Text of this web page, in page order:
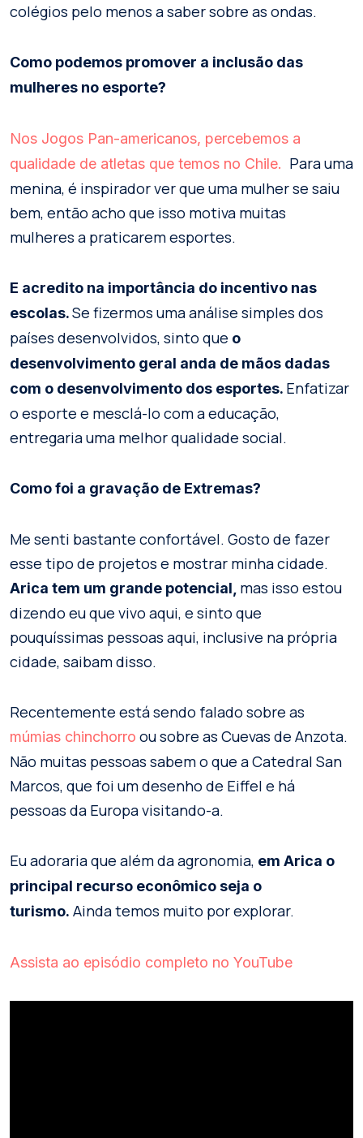
colégios pelo menos a saber sobre as ondas.
Como podemos promover a inclusão das
mulheres no esporte?
Nos Jogos Pan-americanos, percebemos a
qualidade de atletas que temos no Chile. Para uma
menina, é inspirador ver que uma mulher se saiu
bem, então acho que isso motiva muitas
mulheres a praticarem esportes.
E acredito na importância do incentivo nas
escolas.Se fizermos uma análise simples dos
países desenvolvidos, sinto que o
desenvolvimento geral anda de mãos dadas
com o desenvolvimento dos esportes. Enfatizar
o esporte e mesclá-lo com a educação,
entregaria uma melhor qualidade social.
Como foi a gravação de Extremas?
Me senti bastante confortável. Gosto de fazer
esse tipo de projetos e mostrar minha cidade.
Arica tem um grande potencial, mas isso estou
dizendo eu que vivo aqui, e sinto que
pouquíssimas pessoas aqui, inclusive na própria
cidade, saibam disso.
Recentemente está sendo falado sobre as
múmias chinchorro ou sobre as Cuevas de Anzota.
Não muitas pessoas sabem o que a Catedral San
Marcos, que foi um desenho de Eiffel e há
pessoas da Europa visitando-a.
Eu adoraria que além da agronomia, em Arica o
principal recurso econômico seja o
turismo. Ainda temos muito por explorar.
Assista ao episódio completo no YouTube